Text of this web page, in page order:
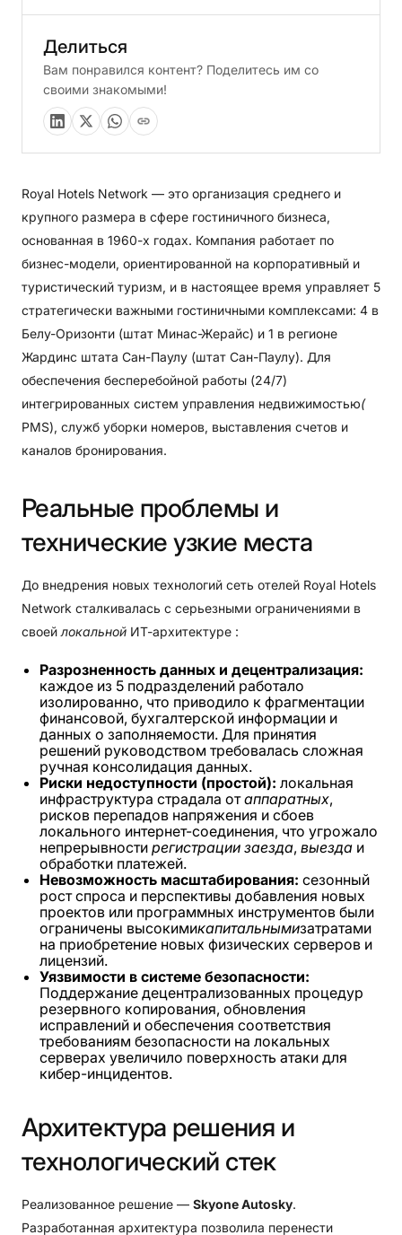
Royal Hotels Network — это организация среднего и
крупного размера в сфере гостиничного бизнеса,
основанная в 1960-х годах. Компания работает по
бизнес-модели, ориентированной на корпоративный и
туристический туризм, и в настоящее время управляет 5
стратегически важными гостиничными комплексами: 4 в
Белу-Оризонти (штат Минас-Жерайс) и 1 в регионе
Жардинс штата Сан-Паулу (штат Сан-Паулу). Для
обеспечения бесперебойной работы (24/7)
интегрированных систем управления недвижимостью(
PMS), служб уборки номеров, выставления счетов и
каналов бронирования.
Реальные проблемы и
технические узкие места
До внедрения новых технологий сеть отелей Royal Hotels
Network сталкивалась с серьезными ограничениями в
своей локальной ИТ-архитектуре :
Разрозненность данных и децентрализация:
каждое из 5 подразделений работало
изолированно, что приводило к фрагментации
финансовой, бухгалтерской информации и
данных о заполняемости. Для принятия
решений руководством требовалась сложная
ручная консолидация данных.
Риски недоступности (простой): локальная
инфраструктура страдала отаппаратных,
рисков перепадов напряжения и сбоев
локального интернет-соединения, что угрожало
непрерывности регистрации заезда, выезда и
обработки платежей.
Невозможность масштабирования: сезонный
рост спроса и перспективы добавления новых
проектов или программных инструментов были
ограничены высокимикапитальнымизатратами
на приобретение новых физических серверов и
лицензий.
Уязвимости в системе безопасности:
Поддержание децентрализованных процедур
резервного копирования, обновления
исправлений и обеспечения соответствия
требованиям безопасности на локальных
серверах увеличило поверхность атаки для
кибер-инцидентов.
Архитектура решения и
технологический стек
Реализованное решение — Skyone Autosky.
Разработанная архитектура позволила перенести
Делиться
Вам понравился контент? Поделитесь им со
своими знакомыми!